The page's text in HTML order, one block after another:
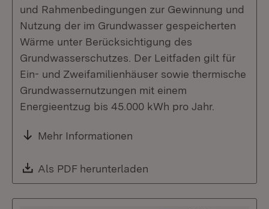
und Rahmenbedingungen zur Gewinnung und
Nutzung der im Grundwasser gespeicherten
Wärme unter Berücksichtigung des
Grundwasserschutzes. Der Leitfaden gilt für
Ein- und Zweifamilienhäuser sowie thermische
Grundwassernutzungen mit einem
Energieentzug bis 45.000 kWh pro Jahr.
Mehr Informationen
Download:
Als PDF herunterladen